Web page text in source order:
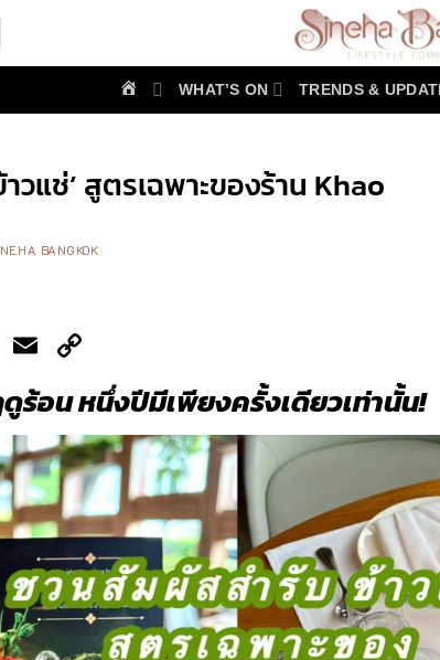
WHAT’S ON TRENDS &
วแช่’ สูตรเฉพาะของร้าน Khao
BANGKOK
Messenger
Email
Link
ดูร้อนหนึ่งปีมีเพียงครั้งเดียวเท่านั้น!